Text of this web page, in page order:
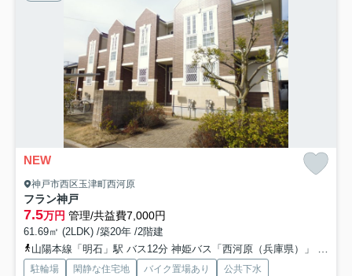
NEW
神戸市西区玉津町西河原
フラン神戸
7.5万円 管理/共益費7,000円
61.69㎡ (2LDK) /築20年 /2階建
山陽本線「明石」駅 バス12分 神姫バス「西河原（兵庫県）」 停歩3分
駐輪場 閑静な住宅地 バイク置場あり 公共下水